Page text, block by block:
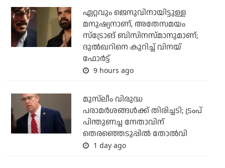
ഏറ്റവും ജെനുവിനായിട്ടുള്ള
മനുഷ്യനാണ്, അതേസമയം
സ്‌ട്രോങ് ബിസിനസ്മാനുമാണ്;
ദുല്‍ഖറിനെ കുറിച്ച് വിനയ്
ഫോര്‍ട്ട്
9 hours ago
മുസ്‌ലീം വിരുദ്ധ
പരാമര്‍ശങ്ങള്‍ക്ക് തിരിച്ചടി; ട്രംപ്
പിന്തുണച്ച നേതാവിന്
തെരഞ്ഞെടുപ്പില്‍ തോല്‍വി
1 day ago